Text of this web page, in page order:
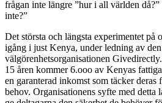
frågan inte längre ”hur i all världen
inte?”
Det största och längsta experimentet på
igång i just Kenya, under ledning av
välgörenhetsorganisationen
15 åren kommer 6.ooo av Kenyas
en garanterad inkomst som täcker deras
behov. Organisationens syfte med